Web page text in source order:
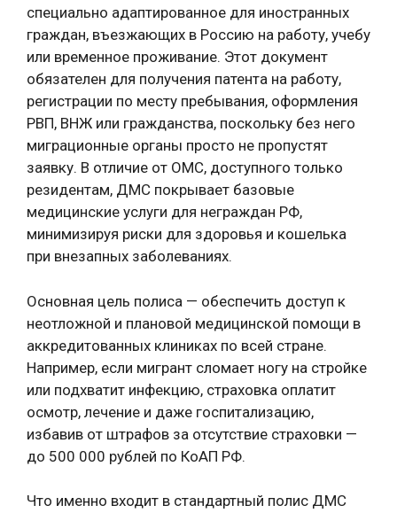
специально адаптированное для иностранных
граждан, въезжающих в Россию на работу, учебу
или временное проживание. Этот документ
обязателен для получения патента на работу,
регистрации по месту пребывания, оформления
РВП, ВНЖ или гражданства, поскольку без него
миграционные органы просто не пропустят
заявку. В отличие от ОМС, доступного только
резидентам, ДМС покрывает базовые
медицинские услуги для неграждан РФ,
минимизируя риски для здоровья и кошелька
при внезапных заболеваниях.
Основная цель полиса — обеспечить доступ к
неотложной и плановой медицинской помощи в
аккредитованных клиниках по всей стране.
Например, если мигрант сломает ногу на стройке
или подхватит инфекцию, страховка оплатит
осмотр, лечение и даже госпитализацию,
избавив от штрафов за отсутствие страховки —
до 500 000 рублей по КоАП РФ.
Что именно входит в стандартный полис ДМС